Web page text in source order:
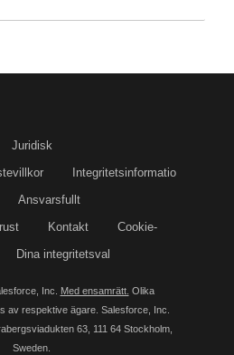
Juridisk
Integritetsinformatio
Ansvarsfullt
Kontakt
Cookie-
Dina integritetsval
Inc. Med ensamrätt. Olika
av respektive ägare. Salesforce, Inc.
63, 111 64 Stockholm,
Sweden.